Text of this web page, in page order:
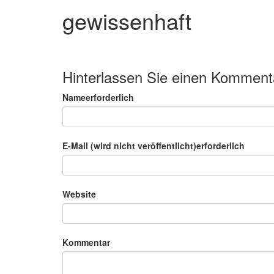
gewissenhaft
Hinterlassen Sie einen
Nameerforderlich
E-Mail (wird nicht veröffentlicht)erforderlich
Website
Kommentar